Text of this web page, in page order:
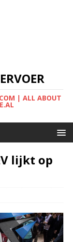
| ALL ABOUT
lijkt op